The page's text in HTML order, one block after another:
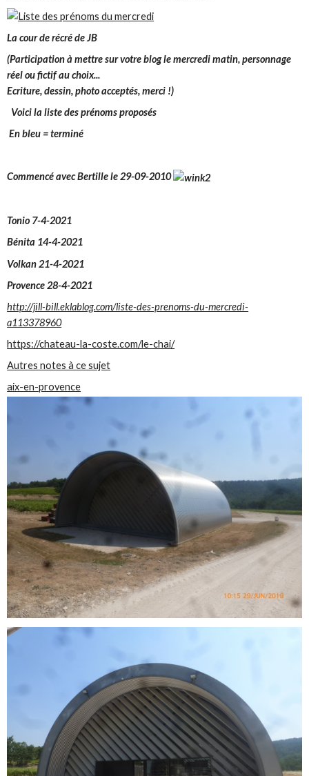
La cour de récré de JB
(Participation à mettre sur votre blog le mercredi matin, personnage
réel ou fictif au choix...
Ecriture, dessin, photo acceptés, merci !)
Voici la liste des prénoms proposés
En bleu = terminé
Commencé avecBertille le 29-09-2010
Tonio 7-4-2021
Bénita 14-4-2021
Volkan 21-4-2021
Provence 28-4-2021
http://jill-bill.eklablog.com/liste-des-prenoms-du-mercredi-
a113378960
https://chateau-la-coste.com/le-chai/
Autres notes à ce sujet
aix-en-provence